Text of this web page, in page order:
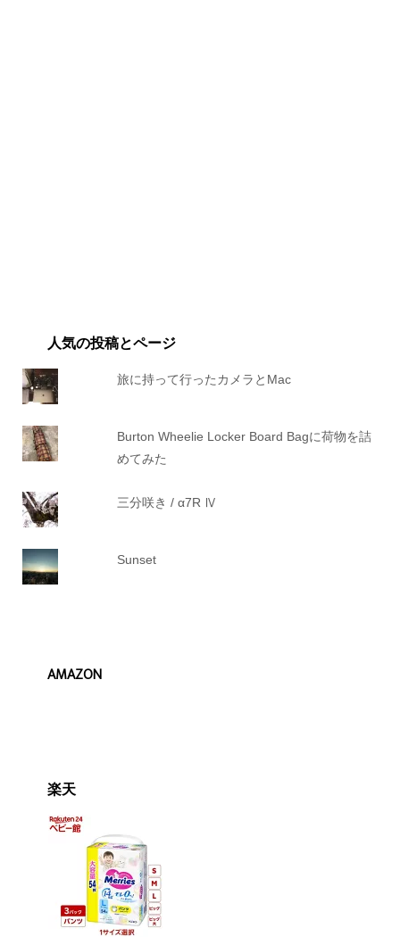
人気の投稿とページ
旅に持って行ったカメラとMac
Burton Wheelie Locker Board Bagに荷物を詰
めてみた
三分咲き / α7R Ⅳ
Sunset
AMAZON
楽天